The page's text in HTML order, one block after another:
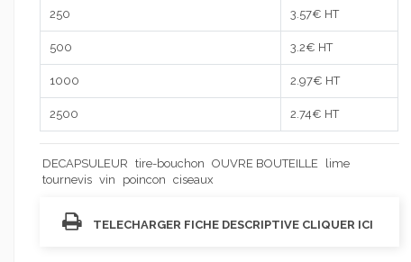
250 3.57€ HT
500 3.2€ HT
1000 2.97€ HT
2500 2.74€ HT
DECAPSULEUR tire-bouchon OUVRE BOUTEILLE
lime
tournevis vin poincon ciseaux
TELECHARGER FICHE DESCRIPTIVE CLIQUER ICI